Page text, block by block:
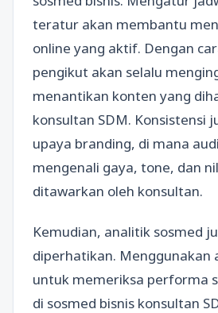
teratur akan membantu
online yang aktif. Dengan
pengikut akan selalu
menantikan konten yang
konsultan SDM. Konsistensi
upaya branding, di mana
mengenali gaya, tone, dan
ditawarkan oleh konsultan.
Kemudian, analitik sosmed
diperhatikan. Menggunakan
untuk memeriksa performa
di sosmed bisnis konsultan